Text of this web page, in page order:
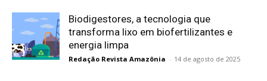
Biodigestores, a tecnologia que
transforma lixo em biofertilizantes e
energia limpa
Redação Revista Amazônia - 14 de agosto de 2025